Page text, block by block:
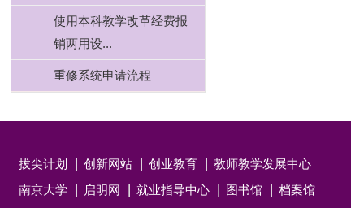
使用本科教学改革经费报
销两用设...
重修系统申请流程
拔尖计划 创新网站 创业教育
教师教学发展中心
南京大学
启明网 就业指导中心 图书馆 档案馆